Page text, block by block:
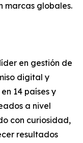
marcas globales.
en gestión de
digital y
14 países y
a nivel
con curiosidad,
resultados